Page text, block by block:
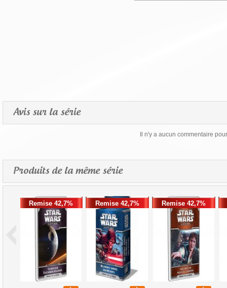
Avis sur la série
Il n'y a aucun commentaire
Produits de la même série
Remise 42,7% Remise 42,7% Remise 42,7%